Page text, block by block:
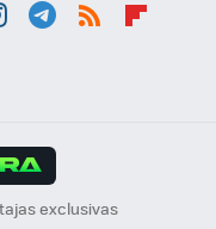
exclusivas